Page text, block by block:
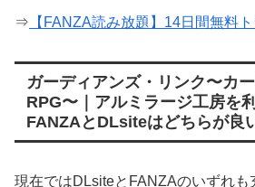
⇒ 【FANZA読み放題】14日間無料
ガーディアンズ・リンク〜カ
RPG〜｜アルミラージ工房を
FANZAとDLsiteはどちらが良
現在ではDLsiteとFANZAのいずれも